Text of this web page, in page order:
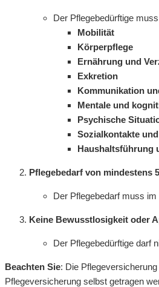
Der Pflegebedürftige
Mobilität
Körperpflege
Ernährung und
Exkretion
Kommunikation
Mentale und
Psychische
Sozialkontakte
Haushaltsführung
Pflegebedarf von mindestens
Der Pflegebedarf muss
Keine Bewusstlosigkeit oder
Der Pflegebedürftige darf
Beachten Sie: Die
Pflegeversicherung selbst getragen